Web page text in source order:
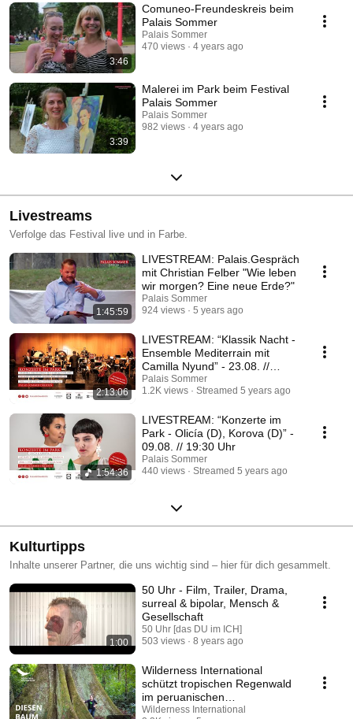
3:46
Comuneo-Freundeskreis beim
Palais Sommer
Palais Sommer
470 views
4 years ago
3:39
Malerei im Park beim Festival
Palais Sommer
Palais Sommer
982 views
4 years ago
Livestreams
Verfolge das Festival live und in Farbe.
1:45:59
LIVESTREAM: Palais.Gespräch
mit Christian Felber "Wie leben
wir morgen? Eine neue Erde?"
Palais Sommer
924 views
5 years ago
2:13:06
LIVESTREAM: “Klassik Nacht -
Ensemble Mediterrain mit
Camilla Nyund” - 23.08. //
19:00 Uhr
Palais Sommer
1.2K views
Streamed 5 years ago
1:54:36
LIVESTREAM: “Konzerte im
Park - Olicía (D), Korova (D)” -
09.08. // 19:30 Uhr
Palais Sommer
440 views
Streamed 5 years ago
Kulturtipps
Inhalte unserer Partner, die uns wichtig sind – hier für dich gesammelt.
1:00
50 Uhr - Film, Trailer, Drama,
surreal & bipolar, Mensch &
Gesellschaft
50 Uhr [das DU im ICH]
503 views
8 years ago
Wilderness International
schützt tropischen Regenwald
im peruanischen
Amazonasgebiet!
Wilderness International